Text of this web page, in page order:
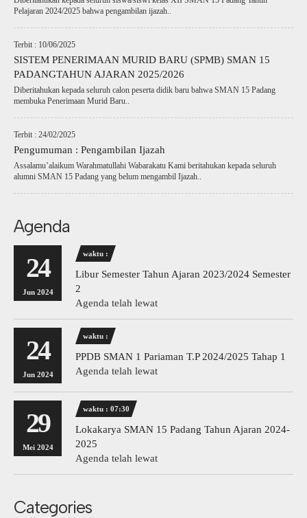
Pelajaran 2024/2025 bahwa pengambilan ijazah..
Terbit : 10/06/2025
SISTEM PENERIMAAN MURID BARU (SPMB) SMAN 15
PADANGTAHUN AJARAN 2025/2026
Diberitahukan kepada seluruh calon peserta didik baru bahwa SMAN 15 Padang
membuka Penerimaan Murid Baru..
Terbit : 24/02/2025
Pengumuman : Pengambilan Ijazah
Assalamu’alaikum Warahmatullahi Wabarakatu Kami beritahukan kepada seluruh
alumni SMAN 15 Padang yang belum mengambil Ijazah..
Agenda
24
Jun 2024
waktu :
Libur Semester Tahun Ajaran 2023/2024 Semester
2
Agenda telah lewat
24
Jun 2024
waktu :
PPDB SMAN 1 Pariaman T.P 2024/2025 Tahap 1
Agenda telah lewat
29
Mei 2024
waktu : 07:30
Lokakarya SMAN 15 Padang Tahun Ajaran 2024-
2025
Agenda telah lewat
Categories